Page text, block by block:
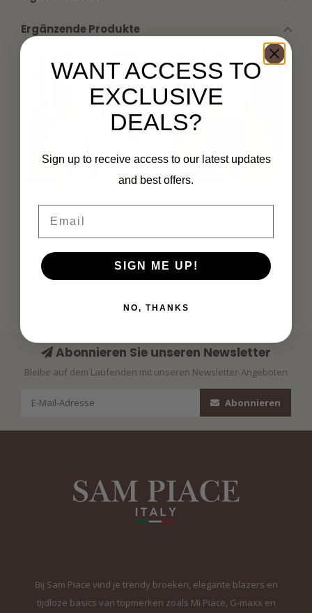
Ergänzende Produkte
Shirt
€69,99 €69,99
Abonnieren Sie unseren Newsletter
Bleibe auf dem Laufenden mit unseren Newsletter-Angeboten
Abonnieren
Bij Sam Piace vind je trendy broeken, elegante blazers en
tijdloze basics van topmerken zoals Mi Piace, G-maxx en
WANT ACCESS TO
EXCLUSIVE
DEALS?
Sign up to receive access to our latest updates
and best offers.
SIGN ME UP!
NO, THANKS